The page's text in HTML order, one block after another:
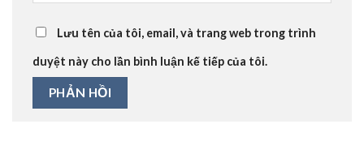
Lưu tên của tôi, email, và trang web trong trình
duyệt này cho lần bình luận kế tiếp của tôi.